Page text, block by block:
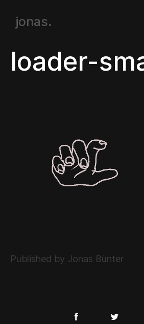
jonas.
loader-
Published by Jonas Bünter